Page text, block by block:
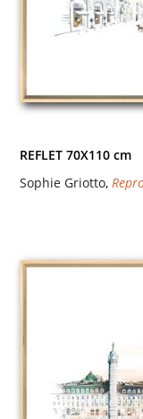
REFLET 70X110 cm
Sophie Griotto,